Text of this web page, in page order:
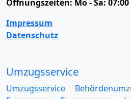
Öffnungszeiten: Mo - Sa:
Impressum
Datenschutz
Umzugsservice
Umzugsservice